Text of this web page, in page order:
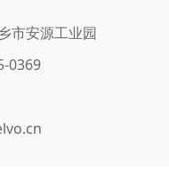
市安源工业园
0369